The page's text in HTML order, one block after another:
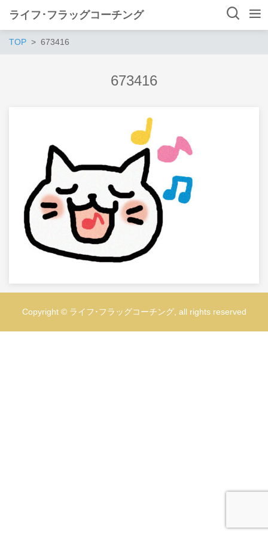
ライフ･フラッグコーチング
TOP 673416
673416
Copyright © ライフ･フラッグコーチング, all rights reserved